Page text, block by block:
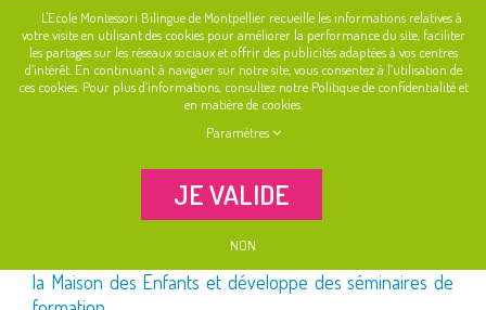
1907
La
: Maria Montessori écrit son premier livre “
national. Elle forme une quarantaine de maîtresses pour
la Maison des Enfants et développe des séminaires de
L'Ecole Montessori Bilingue de Montpellier recueille les informations relatives à
votre visite en utilisant des cookies pour améliorer la performance du site, faciliter
les partages sur les réseaux sociaux et offrir des publicités adaptées à vos centres
d’intérêt. En continuant à naviguer sur notre site, vous consentez à l’utilisation de
ces cookies. Pour plus d’informations, consultez notre Politique de confidentialité et
en matière de cookies.
Paramètres
JE VALIDE
NON